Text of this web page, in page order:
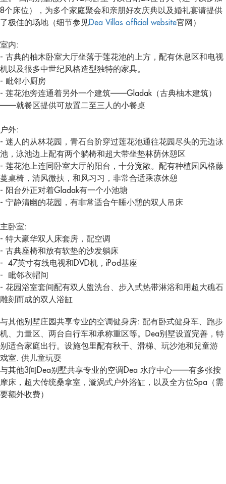
8个床位），为多个家庭聚会和亲朋好友庆典以及婚礼宴请提供
了极佳的场地（细节参见Dea Villas official website官网）
室内:
- 古典的柚木卧室大厅坐落于莲花池的上方，配有休息区和电视
机以及很多中世纪风格造型独特的家具。
- 毗邻小厨房
- 莲花池旁连通着另外一个建筑——Gladak（古典柚木建筑）
——就餐区提供可放置二至三人的小餐桌
户外:
- 迷人的从林花园，青石台阶穿过莲花池通往花园尽头的无边泳
池，泳池边上配有两个躺椅和超大带坐垫林荫休憩区
- 莲花池上连同卧室大厅的阳台，十分宽敞。配有种植园风格藤
蔓桌椅，清风微扶，和风习习，非常合适乘凉休憩
- 阳台外正对着Gladak有一个小池塘
- 宁静清幽的花园，有非常适合午睡小憩的双人吊床
主卧室:
- 特大豪华双人床套房，配空调
- 古典座椅和放有软垫的沙发躺床
- 47英寸有线电视和DVD机，iPod基座
- 毗邻衣帽间
- 花园浴室套间配有双人盥洗台、步入式热带淋浴和用超大礁石
雕刻而成的双人浴缸
与其他别墅庄园共享专业的空调健身房: 配有卧式健身车、跑步
机、力量区、两台自行车和承称重区等。Dea别墅设置完善，特
别适合家庭出行。设施包里配有秋千、滑梯、玩沙池和兒童游
戏室. 供儿童玩耍
与其他3间Dea别墅共享专业的空调Dea 水疗中心——有多张按
摩床，超大传统桑拿室，漩涡式户外浴缸，以及全方位Spa（需
要额外收费）